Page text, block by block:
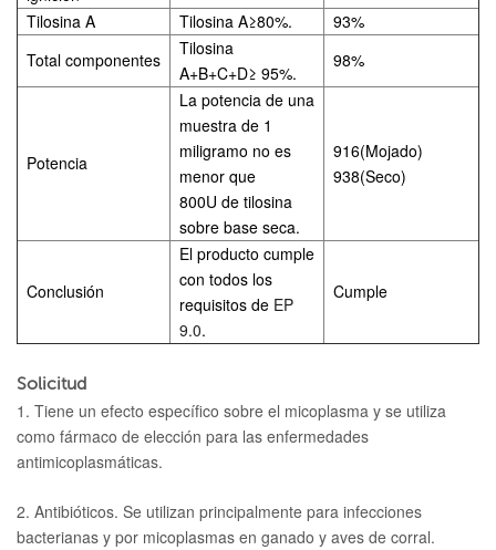
Tilosina A
Tilosina A≥80%.
93%
Total componentes
Tilosina
A+B+C+D≥ 95%.
98%
Potencia
La potencia de una
muestra de 1
miligramo no es
menor que
800U de tilosina
sobre base seca.
916(Mojado)
938(Seco)
Conclusión
El producto cumple
con todos los
requisitos de EP
9.0.
Cumple
Solicitud
1. Tiene un efecto específico sobre el micoplasma y se utiliza
como fármaco de elección para las enfermedades
antimicoplasmáticas.
2. Antibióticos. Se utilizan principalmente para infecciones
bacterianas y por micoplasmas en ganado y aves de corral.